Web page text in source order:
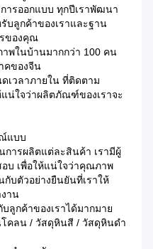
ารออกแบบ ทุกปีเราพัฒนา
บลูกค้าของเราและฐาน
ของคุณ
พในบ้านมากกว่า 100 คน
คของจีน
ดเวลาภายใน ที่ติดตาม
น่ใจว่าผลิตภัณฑ์ของเราจะ
แบบ
การผลิตแต่ละสินค้า เรามีผู้
บ เพื่อให้แน่ใจว่าคุณภาพ
กับตัวอย่างยืนยันที่เราให้
าน
ลูกค้าของเราได้มากมาย
คลน / วัสดุหินสี / วัสดุหินดํา